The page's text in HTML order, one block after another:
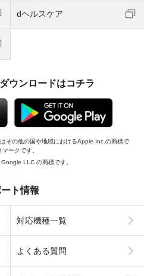
dヘルスケア
ウンロードはコチラ
その他の国や地域におけるApple Inc.の商標で
ークです。
LLC の商標です。
ト情報
対応機種一覧
よくある質問